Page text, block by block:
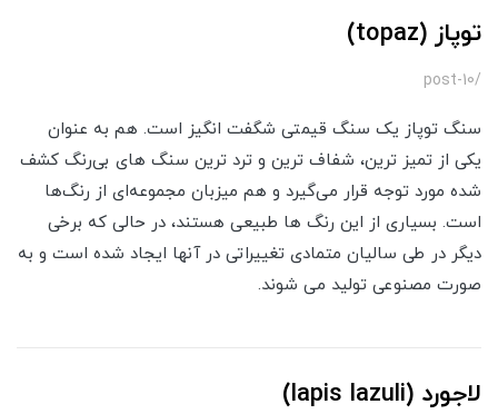
توپاز (topaz)
/post-10
سنگ توپاز یک سنگ قیمتی شگفت انگیز است. هم به عنوان
یکی از تمیز ترین، شفاف ترین و ترد ترین سنگ های بی‌رنگ کشف
‌شده مورد توجه قرار می‌گیرد و هم میزبان مجموعه‌ای از رنگ‌ها
است. بسیاری از این رنگ ها طبیعی هستند، در حالی که برخی
دیگر در طی سالیان متمادی تغییراتی در آنها ایجاد شده است و به
صورت مصنوعی تولید می شوند.
لاجورد (lapis lazuli)